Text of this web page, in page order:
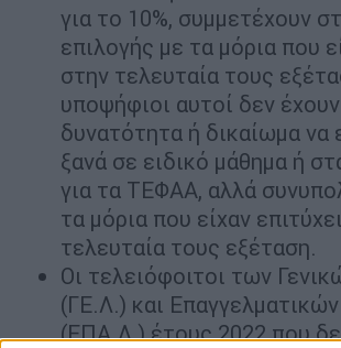
για το 10%, συμμετέχουν
επιλογής με τα μόρια που
στην τελευταία τους
υποψήφιοι αυτοί δεν
δυνατότητα ή δικαίωμα να
ξανά σε ειδικό μάθημα ή
για τα ΤΕΦΑΑ, αλλά
τα μόρια που είχαν
τελευταία τους εξέταση.
Οι τελειόφοιτοι των
(ΓΕ.Λ.) και
(ΕΠΑ.Λ.) έτους 2022 που